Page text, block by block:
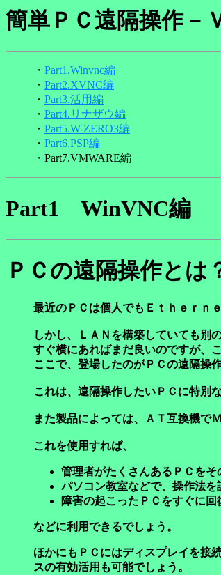
簡単ＰＣ遠隔操作
・ Part1.Winvnc編
・ Part2.XVNC編
・ Part3.活用編
・ Part4.リナザウ編
・ Part5.W-ZERO3編
・ Part6.PSP編
・Part7.VMWARE編
Part1 WinVNC編
ＰＣの遠隔操作とは
最近のＰＣは個人でもＥｔｈｅｒｎ
しかし、ＬＡＮを構築していても別
すぐ横にあればまだ良いのですが、
ここで、登場したのがＰＣの遠隔操
これは、遠隔操作したいＰＣに特別
また製品によっては、ＡＴ互換機で
これを使用すれば、
管理者がたくさんあるＰＣをそ
パソコン教室などで、操作法を
障害の起こったＰＣをすぐに回
などに利用できるでしょう。
ほかにもＰＣにはディスプレイを接
スの有効活用も可能でしょう。